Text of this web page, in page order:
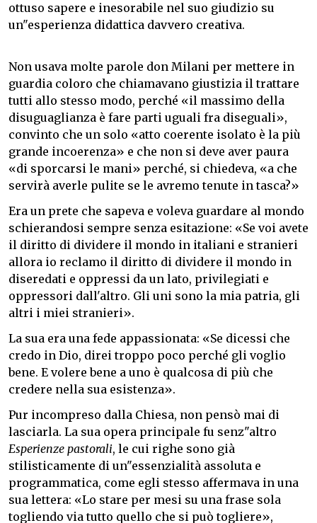
ottuso sapere e inesorabile nel suo giudizio su
un"esperienza didattica davvero creativa.
Non usava molte parole don Milani per mettere in
guardia coloro che chiamavano giustizia il trattare
tutti allo stesso modo, perché «il massimo della
disuguaglianza è fare parti uguali fra diseguali»,
convinto che un solo «atto coerente isolato è la più
grande incoerenza» e che non si deve aver paura
«di sporcarsi le mani» perché, si chiedeva, «a che
servirà averle pulite se le avremo tenute in tasca?»
Era un prete che sapeva e voleva guardare al mondo
schierandosi sempre senza esitazione: «Se voi avete
il diritto di dividere il mondo in italiani e stranieri
allora io reclamo il diritto di dividere il mondo in
diseredati e oppressi da un lato, privilegiati e
oppressori dall'altro. Gli uni sono la mia patria, gli
altri i miei stranieri».
La sua era una fede appassionata: «Se dicessi che
credo in Dio, direi troppo poco perché gli voglio
bene. E volere bene a uno è qualcosa di più che
credere nella sua esistenza».
Pur incompreso dalla Chiesa, non pensò mai di
lasciarla. La sua opera principale fu senz"altro
Esperienze pastorali, le cui righe sono già
stilisticamente di un"essenzialità assoluta e
programmatica, come egli stesso affermava in una
sua lettera: «Lo stare per mesi su una frase sola
togliendo via tutto quello che si può togliere»,